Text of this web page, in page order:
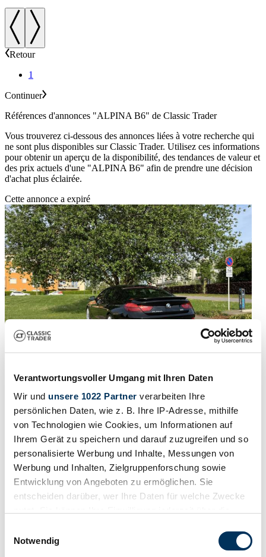
Verantwortungsvoller Umgang mit Ihren Daten
Wir und unsere 1022 Partner verarbeiten Ihre
persönlichen Daten, wie z. B. Ihre IP-Adresse, mithilfe
von Technologien wie Cookies, um Informationen auf
Ihrem Gerät zu speichern und darauf zuzugreifen und so
personalisierte Werbung und Inhalte, Messungen von
Werbung und Inhalten, Zielgruppenforschung sowie
Entwicklung von Angeboten zu ermöglichen. Sie
entscheiden darüber, wer Ihre Daten für welche Zwecke
Trigger Symbol ändern oder widerrufen
Notwendig
Retour
1
Continuer
Références d'annonces "ALPINA B6" de Classic Trader
Vous trouverez ci-dessous des annonces liées à votre recherche qui
ne sont plus disponibles sur Classic Trader. Utilisez ces informations
pour obtenir un aperçu de la disponibilité, des tendances de valeur et
des prix actuels d'une "ALPINA B6" afin de prendre une décision
d'achat plus éclairée.
Cette annonce a expiré
2016 | ALPINA B6 Biturbo
2015 Alpina B6 Bi-Turbo Gran Coupé (F06) – 52 780 km –
Luxembourg
48 900 €
il y a 3 mois
🇱🇺
Particulier
Série de fabrication
Type de carrosserie
Kilométrage (lire)